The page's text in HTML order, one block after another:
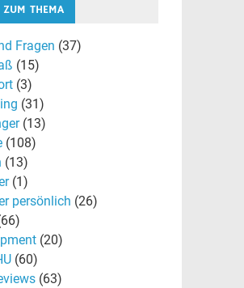
ZUM THEMA
Fragen (37)
(15)
(3)
(31)
(13)
(108)
(13)
(1)
persönlich (26)
(20)
(60)
(63)